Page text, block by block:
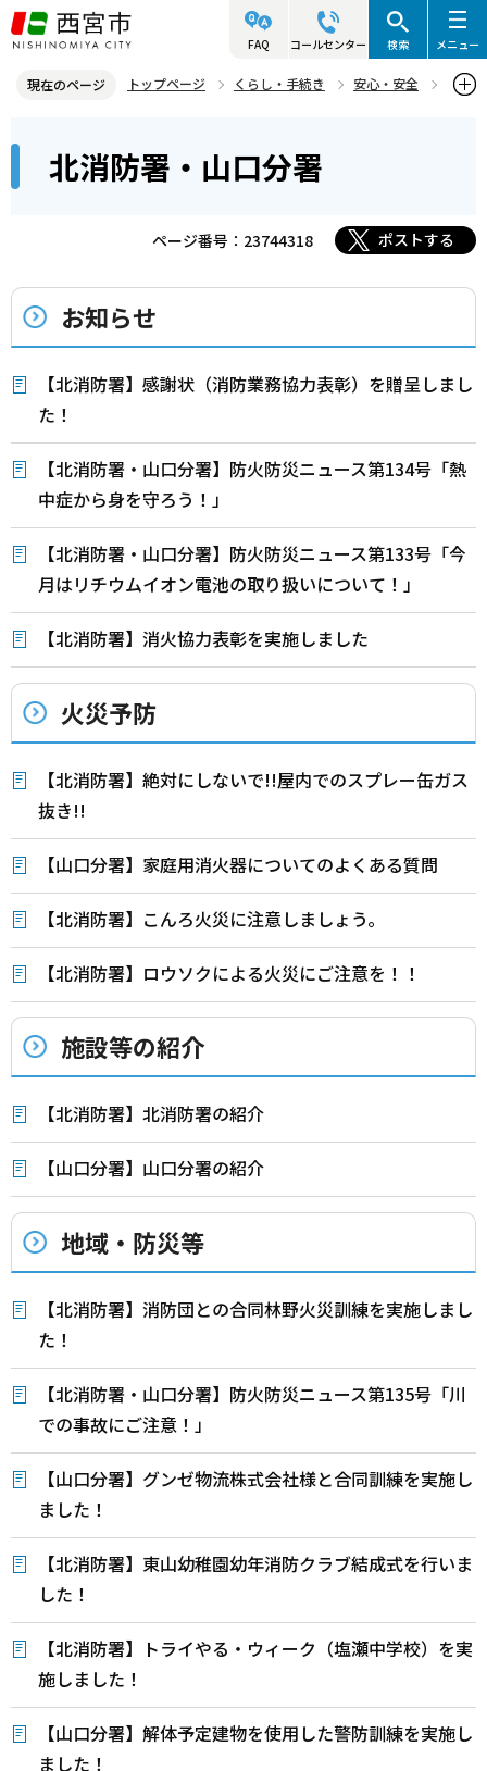
こ
の
ジ
先
す
FAQ コールセンター 検索 メニュー
現在のページ トップページ くらし・手続き
安心・安全
こ
ら
北消防署・山口分署
ページ番号：23744318 ポストする
お知らせ
【北消防署】感謝状（消防業務協力表彰）を贈呈しまし
た！
【北消防署・山口分署】防火防災ニュース第134号「熱
中症から身を守ろう！」
【北消防署・山口分署】防火防災ニュース第133号「今
月はリチウムイオン電池の取り扱いについて！」
【北消防署】消火協力表彰を実施しました
火災予防
【北消防署】絶対にしないで!!屋内でのスプレー缶ガス
抜き!!
【山口分署】家庭用消火器についてのよくある質問
【北消防署】こんろ火災に注意しましょう。
【北消防署】ロウソクによる火災にご注意を！！
施設等の紹介
【北消防署】北消防署の紹介
【山口分署】山口分署の紹介
地域・防災等
【北消防署】消防団との合同林野火災訓練を実施しまし
た！
【北消防署・山口分署】防火防災ニュース第135号「川
での事故にご注意！」
【山口分署】グンゼ物流株式会社様と合同訓練を実施し
ました！
【北消防署】東山幼稚園幼年消防クラブ結成式を行いま
した！
【北消防署】トライやる・ウィーク（塩瀬中学校）を実
施しました！
【山口分署】解体予定建物を使用した警防訓練を実施し
ました！